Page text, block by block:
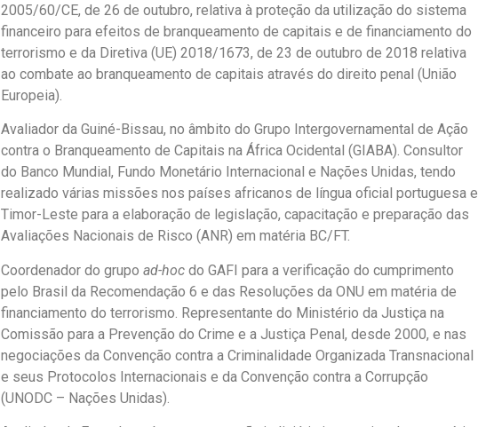
2005/60/CE, de 26 de outubro, relativa à proteção da utilização do sistema
financeiro para efeitos de branqueamento de capitais e de financiamento do
terrorismo e da Diretiva (UE) 2018/1673, de 23 de outubro de 2018 relativa
ao combate ao branqueamento de capitais através do direito penal (União
Europeia).
Avaliador da Guiné-Bissau, no âmbito do Grupo Intergovernamental de Ação
contra o Branqueamento de Capitais na África Ocidental (GIABA). Consultor
do Banco Mundial, Fundo Monetário Internacional e Nações Unidas, tendo
realizado várias missões nos países africanos de língua oficial portuguesa e
Timor-Leste para a elaboração de legislação, capacitação e preparação das
Avaliações Nacionais de Risco (ANR) em matéria BC/FT.
Coordenador do grupo ad-hoc do GAFI para a verificação do cumprimento
pelo Brasil da Recomendação 6 e das Resoluções da ONU em matéria de
financiamento do terrorismo. Representante do Ministério da Justiça na
Comissão para a Prevenção do Crime e a Justiça Penal, desde 2000, e nas
negociações da Convenção contra a Criminalidade Organizada Transnacional
e seus Protocolos Internacionais e da Convenção contra a Corrupção
(UNODC – Nações Unidas).